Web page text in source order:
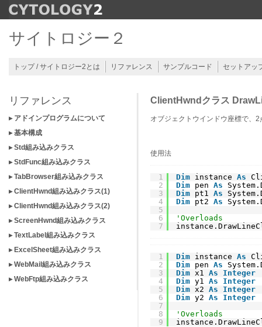
サイトロジー２
トップ / サイトロジー2とは リファレンス サンプルコード セットアッ
リファレンス
▸ アドインプログラムについて
▸ 基本構成
▸ Std組み込みクラス
▸ StdFunc組み込みクラス
▸ TabBrowser組み込みクラス
▸ ClientHwnd組み込みクラス(1)
▸ ClientHwnd組み込みクラス(2)
▸ ScreenHwnd組み込みクラス
▸ TextLabel組み込みクラス
▸ ExcelSheet組み込みクラス
▸ WebMail組み込みクラス
▸ WebFtp組み込みクラス
ClientHwndクラス
オブジェクトウインドウ座標で、
使用法
1
2
3
4
5
6
7
Dim instance As
Dim pen As
Dim pt1 As
Dim pt2 As
'Overloads
1
2
3
4
5
6
7
8
9
Dim instance As
Dim pen As
Dim x1 As
Integer
Dim y1 As
Integer
Dim x2 As
Integer
Dim y2 As
Integer
'Overloads